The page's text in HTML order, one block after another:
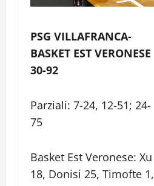
PSG VILLAFRANCA-
BASKET EST VERONESE
30-92
Parziali: 7-24, 12-51; 24-
75
Basket Est Veronese: Xu
18, Donisi 25, Timofte 1,